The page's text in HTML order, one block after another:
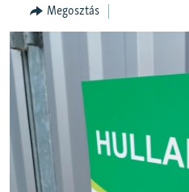
NER15
SZABADON
TÁRSADALOM
DEMOKRÁCIA
A PÉNZ NYOMÁBAN
EURÓPAI UNIÓ
VILÁG
Megosztás